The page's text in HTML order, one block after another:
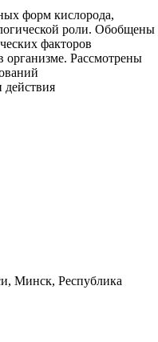
форм кислорода,
роли. Обобщены
факторов
организме. Рассмотрены
действия
Минск, Республика